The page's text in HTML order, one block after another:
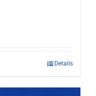
Details